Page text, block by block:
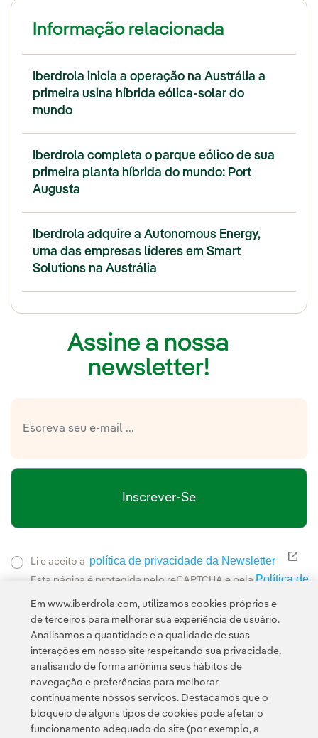
Informação relacionada
Iberdrola inicia a operação na Austrália a
primeira usina híbrida eólica-solar do
mundo
Iberdrola completa o parque eólico de sua
primeira planta híbrida do mundo: Port
Augusta
Iberdrola adquire a Autonomous Energy,
uma das empresas líderes em Smart
Solutions na Austrália
Assine a nossa
newsletter!
Inscrever-Se
Li e aceito a política de privacidade da Newsletter Link
Esta página é protegida pelo reCAPTCHA e pela Política de
e pela
Política de Privacidade Informação legal
Transparência no uso da IA Política de cookies Configuração de cookies
Em www.iberdrola.com, utilizamos cookies próprios e
de terceiros para melhorar sua experiência de usuário.
Analisamos a quantidade e a qualidade de suas
interações em nosso site respeitando sua privacidade,
analisando de forma anônima seus hábitos de
navegação e preferências para melhorar
continuamente nossos serviços. Destacamos que o
bloqueio de alguns tipos de cookies pode afetar o
funcionamento adequado do site (por exemplo, a